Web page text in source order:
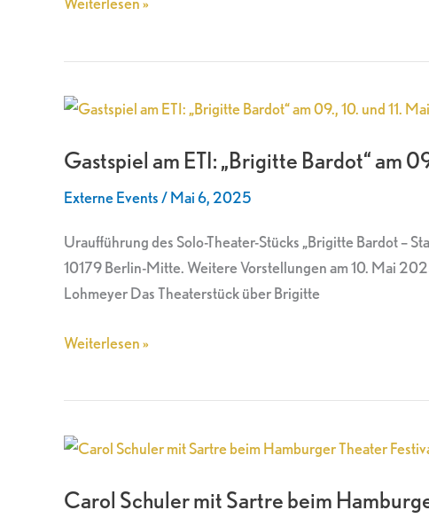
Gastspiel am ETI: „Brigitte Bardot“ am
Externe Events/Mai 6, 2025
Uraufführung des Solo-Theater-Stücks „Brigitte Bardot –
10179 Berlin-Mitte. Weitere Vorstellungen am 10. Mai
Lohmeyer Das Theaterstück über Brigitte
Gastspiel
ETI:
Bardot“
am
09.,
10.
11.
Weiterlesen »
Carol Schuler mit Sartre beim
Carol
mit